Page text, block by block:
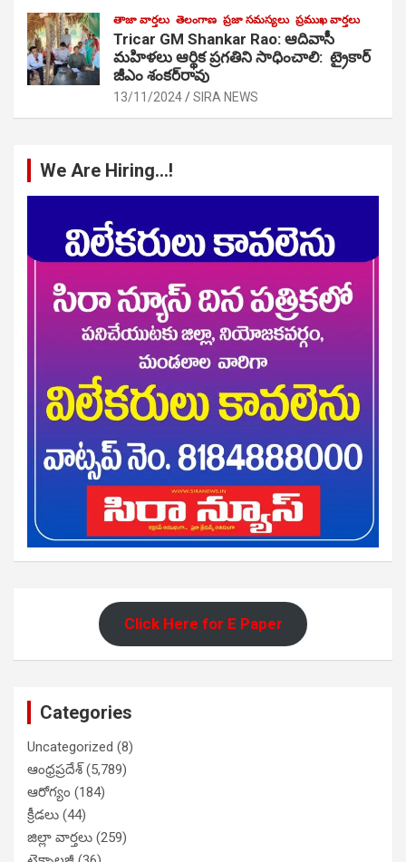
తాజా వార్తలు తెలంగాణ ప్రజా సమస్యలు ప్రముఖ వార్తలు
Tricar GM Shankar Rao: ఆదివాసీ
మహిళలు ఆర్థిక ప్రగతిని సాధించాలి: ట్రైకార్
జీఎం శంకర్‌రావు
13/11/2024 SIRA NEWS
We Are Hiring…!
Click Here for E Paper
Categories
Uncategorized (8)
ఆంధ్రప్రదేశ్(5,789)
ఆరోగ్యం (184)
క్రీడలు (44)
జిల్లా వార్తలు (259)